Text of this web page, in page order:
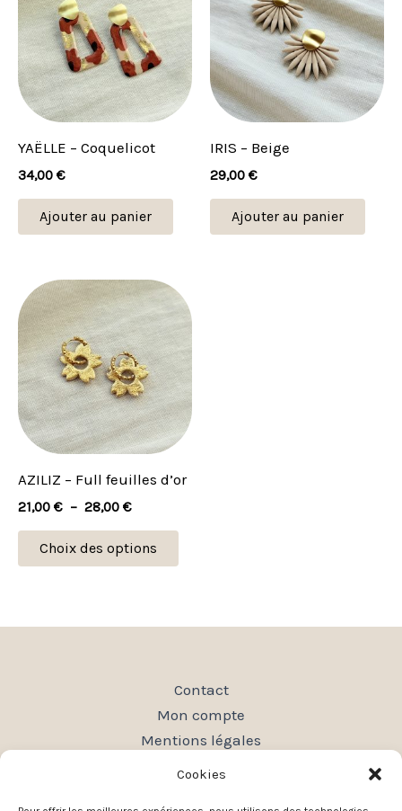
Cookies
YAËLLE – Coquelicot
34,00 €
Ajouter au panier
IRIS – Beige
29,00 €
Ajouter au panier
AZILIZ – Full feuilles d’or
21,00 € – 28,00 €
Plage
prix :
21,00 €
à
28,00 €
Choix des options
Ce
produit
plusieurs
variations.
Les
options
la
Contact
Mon compte
Mentions légales
Conditions générales de vente